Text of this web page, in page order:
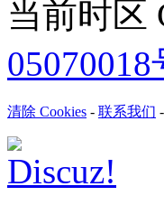
当前时区
05070018
清除 Cookies - 联系我们 -